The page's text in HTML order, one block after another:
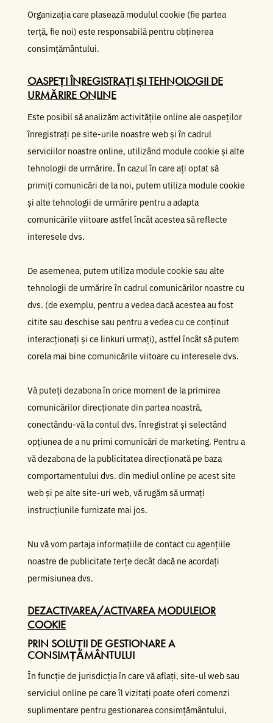
Organizația care plasează modulul cookie (fie partea
terță, fie noi) este responsabilă pentru obținerea
consimțământului.
OASPEȚI ÎNREGISTRAȚI ȘI TEHNOLOGII DE
URMĂRIRE ONLINE
Este posibil să analizăm activitățile online ale oaspeților
înregistrați pe site-urile noastre web și în cadrul
serviciilor noastre online, utilizând module cookie și alte
tehnologii de urmărire. În cazul în care ați optat să
primiți comunicări de la noi, putem utiliza module cookie
și alte tehnologii de urmărire pentru a adapta
comunicările viitoare astfel încât acestea să reflecte
interesele dvs.
De asemenea, putem utiliza module cookie sau alte
tehnologii de urmărire în cadrul comunicărilor noastre cu
dvs. (de exemplu, pentru a vedea dacă acestea au fost
citite sau deschise sau pentru a vedea cu ce conținut
interacționați și ce linkuri urmați), astfel încât să putem
corela mai bine comunicările viitoare cu interesele dvs.
Vă puteți dezabona în orice moment de la primirea
comunicărilor direcționate din partea noastră,
conectându-vă la contul dvs. înregistrat și selectând
opțiunea de a nu primi comunicări de marketing. Pentru a
vă dezabona de la publicitatea direcționată pe baza
comportamentului dvs. din mediul online pe acest site
web și pe alte site-uri web, vă rugăm să urmați
instrucțiunile furnizate mai jos.
Nu vă vom partaja informațiile de contact cu agențiile
noastre de publicitate terțe decât dacă ne acordați
permisiunea dvs.
DEZACTIVAREA/ACTIVAREA MODULELOR
COOKIE
PRIN SOLUȚII DE GESTIONARE A
CONSIMȚĂMÂNTULUI
În funcție de jurisdicția în care vă aflați, site-ul web sau
serviciul online pe care îl vizitați poate oferi comenzi
suplimentare pentru gestionarea consimțământului,